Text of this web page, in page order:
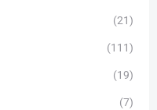
(21)
(111)
(19)
(7)